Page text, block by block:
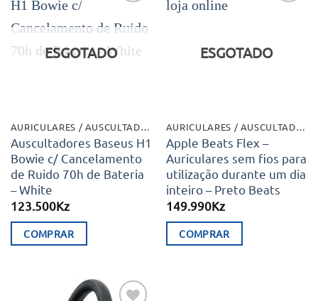
aos meus
ESGOTADO
AURICULARES / AUSCULTADORES
Auscultadores Baseus H1
Bowie c/ Cancelamento
de Ruido 70h de Bateria
– White
123.500Kz
COMPRAR
ESGOTADO
AURICULARES / AUSCULTADORES
Apple Beats Flex –
Auriculares sem fios para
utilização durante um dia
inteiro – Preto Beats
149.990Kz
COMPRAR